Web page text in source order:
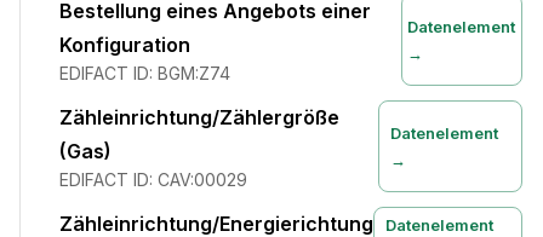
Bestellung eines Angebots einer
Konfiguration
EDIFACT ID: BGM:Z74
Datenelement
→
Zähleinrichtung/Zählergröße
(Gas)
EDIFACT ID: CAV:00029
Datenelement
→
Zähleinrichtung/Energierichtung
Datenelement